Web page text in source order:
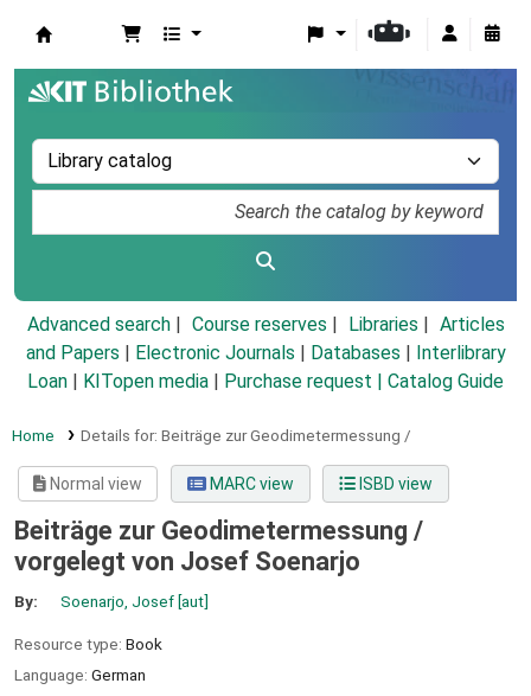
Advanced search Course reserves Libraries
Articles
and Papers
Electronic Journals Databases
Interlibrary
Loan
KITopen media Purchase request | Catalog Guide
Home Details for: Beiträge zur Geodimetermessung /
Normal view MARC view ISBD view
Beiträge zur Geodimetermessung /
vorgelegt von Josef Soenarjo
By: Soenarjo, Josef[aut]
Resource type: Book
Language: German